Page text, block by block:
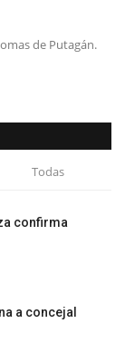
de Putagán.
Todas
confirma
a concejal